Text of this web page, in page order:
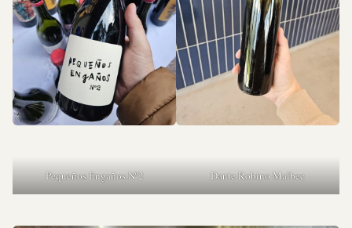
Pequeños Engaños Nº2 Dante Robino Malbec